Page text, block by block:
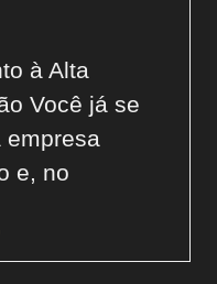
à Alta
Você já se
empresa
e, no